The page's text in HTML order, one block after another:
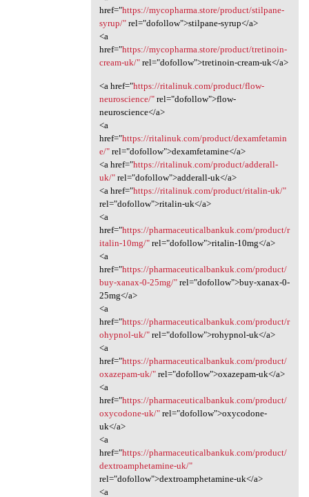
href="https://mycopharma.store/product/stilpane-
syrup/"rel="dofollow">stilpane-syrup</a>
<a
href="https://mycopharma.store/product/tretinoin-
cream-uk/"rel="dofollow">tretinoin-cream-uk</a>
<a href="https://ritalinuk.com/product/flow-
neuroscience/"rel="dofollow">flow-
neuroscience</a>
<a
href="https://ritalinuk.com/product/dexamfetamin
e/"rel="dofollow">dexamfetamine</a>
<a href="https://ritalinuk.com/product/adderall-
uk/"rel="dofollow">adderall-uk</a>
<a href="https://ritalinuk.com/product/ritalin-uk/"
rel="dofollow">ritalin-uk</a>
<a
href="https://pharmaceuticalbankuk.com/product/r
italin-10mg/"rel="dofollow">ritalin-10mg</a>
<a
href="https://pharmaceuticalbankuk.com/product/
buy-xanax-0-25mg/"rel="dofollow">buy-xanax-0-
25mg</a>
<a
href="https://pharmaceuticalbankuk.com/product/r
ohypnol-uk/"rel="dofollow">rohypnol-uk</a>
<a
href="https://pharmaceuticalbankuk.com/product/
oxazepam-uk/"rel="dofollow">oxazepam-uk</a>
<a
href="https://pharmaceuticalbankuk.com/product/
oxycodone-uk/"rel="dofollow">oxycodone-
uk</a>
<a
href="https://pharmaceuticalbankuk.com/product/
dextroamphetamine-uk/"
rel="dofollow">dextroamphetamine-uk</a>
<a